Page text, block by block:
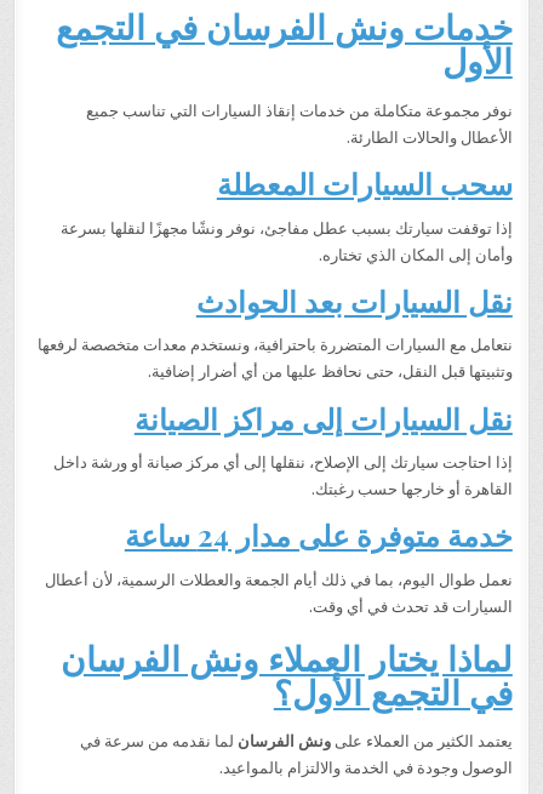
خدمات ونش الفرسان في التجمع
الأول
نوفر مجموعة متكاملة من خدمات إنقاذ السيارات التي تناسب جميع
الأعطال والحالات الطارئة.
سحب السيارات المعطلة
إذا توقفت سيارتك بسبب عطل مفاجئ، نوفر ونشًا مجهزًا لنقلها بسرعة
وأمان إلى المكان الذي تختاره.
نقل السيارات بعد الحوادث
نتعامل مع السيارات المتضررة باحترافية، ونستخدم معدات متخصصة لرفعها
وتثبيتها قبل النقل، حتى نحافظ عليها من أي أضرار إضافية.
نقل السيارات إلى مراكز الصيانة
إذا احتاجت سيارتك إلى الإصلاح، ننقلها إلى أي مركز صيانة أو ورشة داخل
القاهرة أو خارجها حسب رغبتك.
خدمة متوفرة على مدار 24 ساعة
نعمل طوال اليوم، بما في ذلك أيام الجمعة والعطلات الرسمية، لأن أعطال
السيارات قد تحدث في أي وقت.
لماذا يختار العملاء ونش الفرسان
في التجمع الأول؟
يعتمد الكثير من العملاء علىونش الفرسان لما نقدمه من سرعة في
الوصول وجودة في الخدمة والالتزام بالمواعيد.